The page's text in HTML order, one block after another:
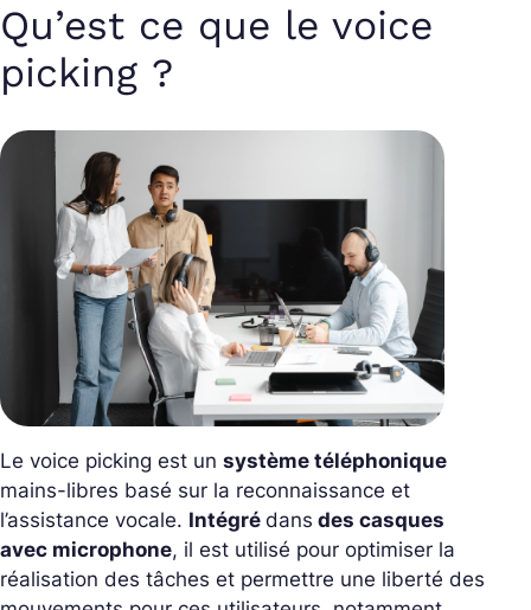
Qu’est ce que le voice
picking ?
Le voice picking est un système téléphonique
mains-libres basé sur la reconnaissance et
l’assistance vocale. Intégré dans des casques
avec microphone, il est utilisé pour optimiser la
réalisation des tâches et permettre une liberté des